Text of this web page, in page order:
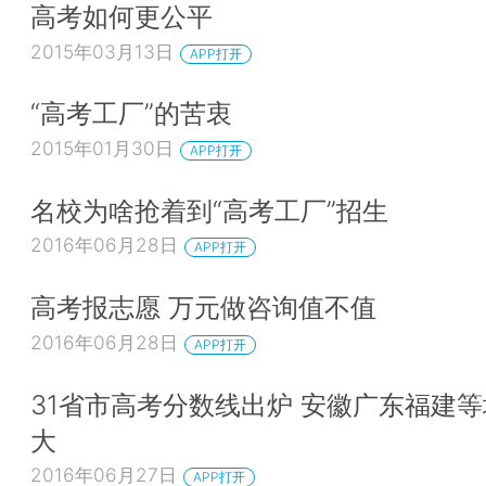
高考如何更公平
2015年03月13日 APP打开
“高考工厂”的苦衷
2015年01月30日 APP打开
名校为啥抢着到“高考工厂”招生
2016年06月28日 APP打开
高考报志愿 万元做咨询值不值
2016年06月28日 APP打开
31省市高考分数线出炉 安徽广东福建
大
2016年06月27日 APP打开